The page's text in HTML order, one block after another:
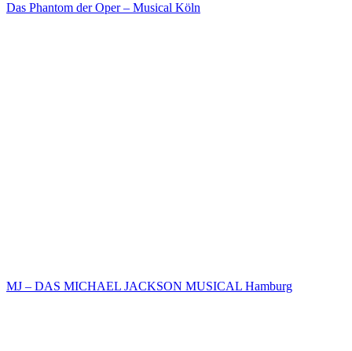
Das Phantom der Oper – Musical Köln
MJ – DAS MICHAEL JACKSON MUSICAL Hamburg